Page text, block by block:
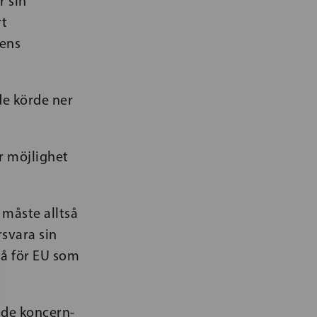
körde ner
möjlighet
alltså
sin
för EU som
koncern-